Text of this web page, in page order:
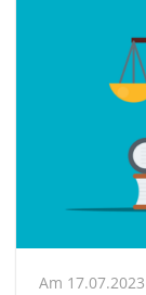
Am